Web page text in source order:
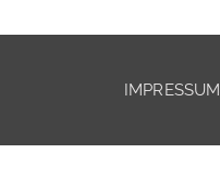
IMPRESSUM